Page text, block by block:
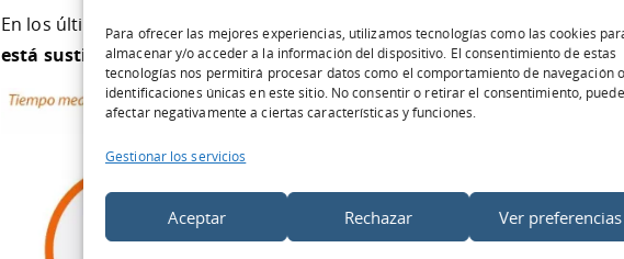
Para ofrecer las mejores experiencias, utilizamos tecnologías como las cookies
almacenar y/o acceder a la información del dispositivo. El consentimiento de estas
tecnologías nos permitirá procesar datos como el comportamiento de navegación
identificaciones únicas en este sitio. No consentir o retirar el consentimiento, puede
afectar negativamente a ciertas características y funciones.
Gestionar los servicios
Aceptar Rechazar Ver preferencias
En los últimos años, los hábitos de consumo en Internet han cambiado; y
está sustituyendo al resto de dispositivosa pasos agigantados.